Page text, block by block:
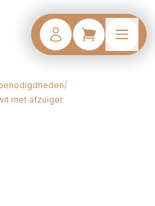
/
met afzuiger